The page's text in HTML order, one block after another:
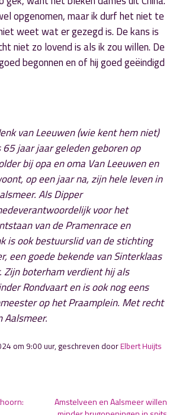
opgenomen, maar ik durf het niet te
weet wat er gezegd is. De kans is
niet zo lovend is als ik zou willen. De
begonnen en of hij goed geëindigd
van Leeuwen (wie kent hem niet)
65 jaar jaar geleden geboren op
bij opa en oma Van Leeuwen en
op een jaar na, zijn hele leven in
Als Dipper
voor het
van de Pramenrace en
is ook bestuurslid van de stichting
een goede bekende van Sinterklaas
Zijn boterham verdient hij als
Rondvaart en is ook nog eens
op het Praamplein. Met recht
Aalsmeer.
om 9:00 uur, geschreven doorElbert Huijts
Amstelveen en Aalsmeer willen